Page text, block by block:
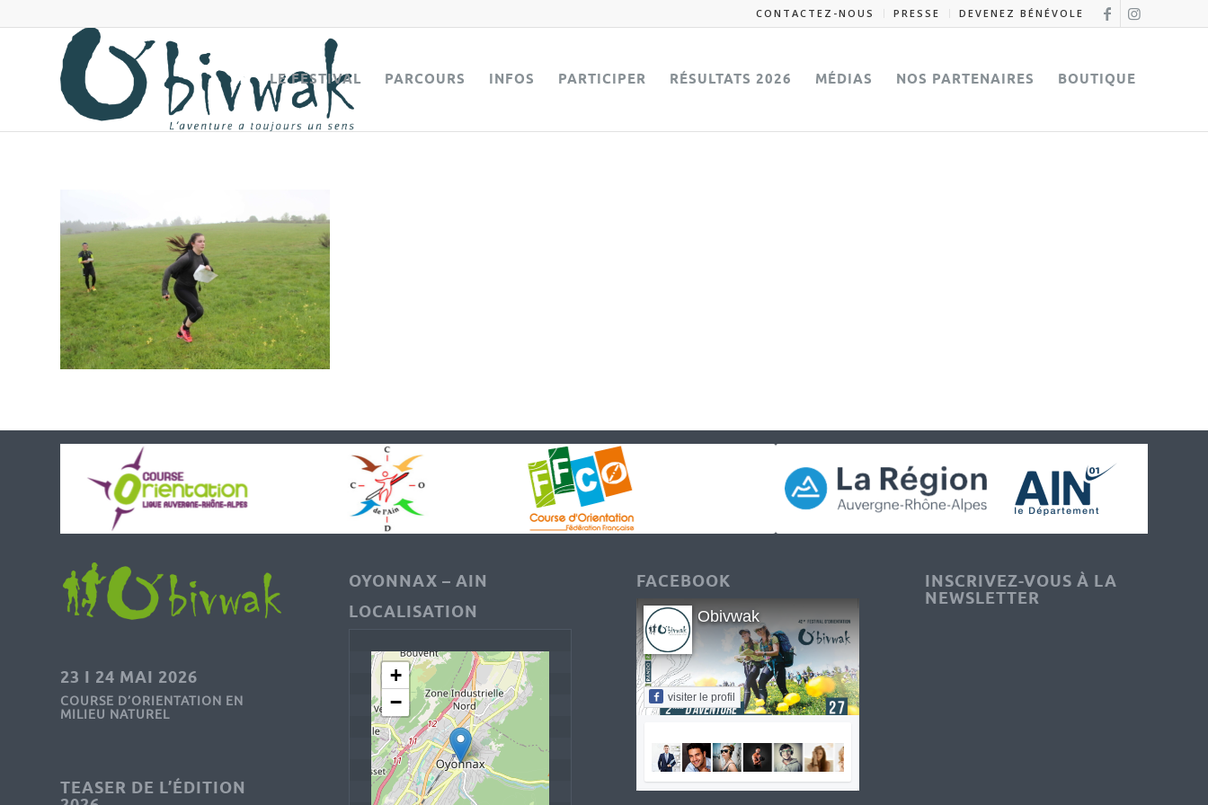
CONTACTEZ-NOUS PRESSE DEVENEZ BÉNÉVOLE
LE FESTIVAL PARCOURS INFOS PARTICIPER RÉSULTATS 2026 MÉDIAS NOS PARTENAIRES BOUTIQUE
23 I 24 MAI 2026
COURSE D’ORIENTATION EN
MILIEU NATUREL
TEASER DE L’ÉDITION
OYONNAX – AIN
LOCALISATION
+
−
FACEBOOK
Obivwak
visiter le profil
INSCRIVEZ-VOUS À LA
NEWSLETTER